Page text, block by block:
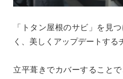
「トタン屋根のサビ」を見
く、美しくアップデートする
立平葺きでカバーすること